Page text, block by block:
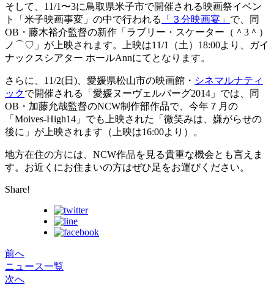
そして、11/1〜3に鳥取県米子市で開催される映画祭イベン
ト「米子映画事変」の中で行われる
「３分映画宴」 で、同
OB・藤木裕介監督の新作「ラブリー・スケーター（＾3＾）
ノ⌒♡」が上映されます。上映は11/1（土）18:00より、ガイ
ナックスシアター ホールAnnにてとなります。
さらに、11/2(日)、愛媛県松山市の映画館・ シネマルナティ
ックで開催される「愛媛ヌーヴェルバーグ2014」では、同
OB・加藤允哉監督のNCW制作部作品で、今年７月の
「Moives-High14」でも上映された「微笑みは、嫌がらせの
後に」が上映されます（上映は16:00より）。
地方在住の方には、NCW作品を見る貴重な機会とも言えま
す。お近くにお住まいの方はぜひ足をお運びください。
Share!
前へ
ニュース一覧
次へ